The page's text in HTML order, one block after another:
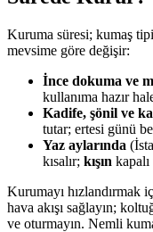
Kuruma süresi; kumaş
mevsime göre değişir:
İnce dokuma ve
kullanıma hazır
Kadife, şönil ve
tutar; ertesi günü
Yaz aylarında
kısalır; kışın
Kurumayı hızlandırmak
hava akışı sağlayın;
ve oturmayın. Nemli